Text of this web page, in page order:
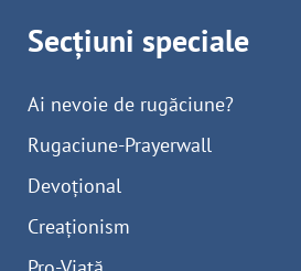
Secțiuni speciale
Ai nevoie de rugăciune?
Rugaciune-Prayerwall
Devoțional
Creaționism